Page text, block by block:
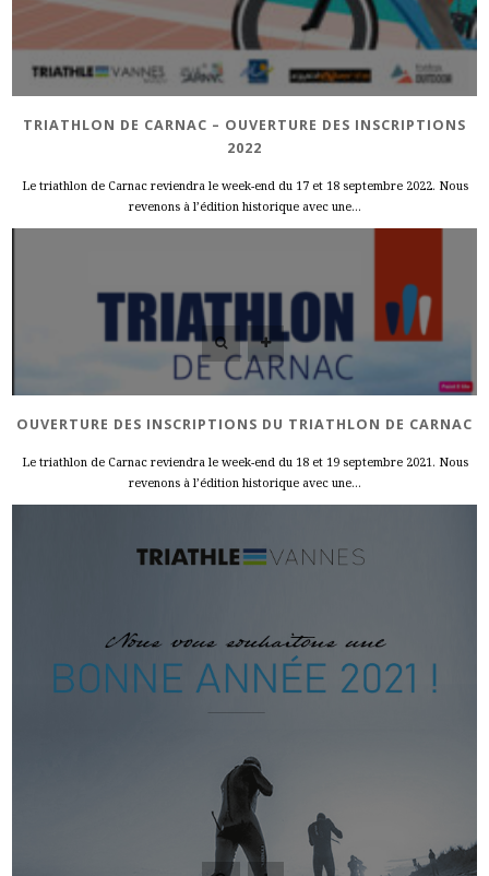
TRIATHLON DE CARNAC – OUVERTURE DES INSCRIPTIONS
2022
Le triathlon de Carnac reviendra le week-end du 17 et 18 septembre 2022. Nous
revenons à l’édition historique avec une...
OUVERTURE DES INSCRIPTIONS DU TRIATHLON DE CARNAC
Le triathlon de Carnac reviendra le week-end du 18 et 19 septembre 2021. Nous
revenons à l’édition historique avec une...